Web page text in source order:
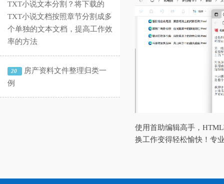
TXT小说文本分割？将下载的
TXT小说文档按照章节分割成多
个单独的文本文档，提高工作效
率的方法
20
房产资料文件整理归类一
例
使用首助编辑高手，
换工作变得轻松愉快！专